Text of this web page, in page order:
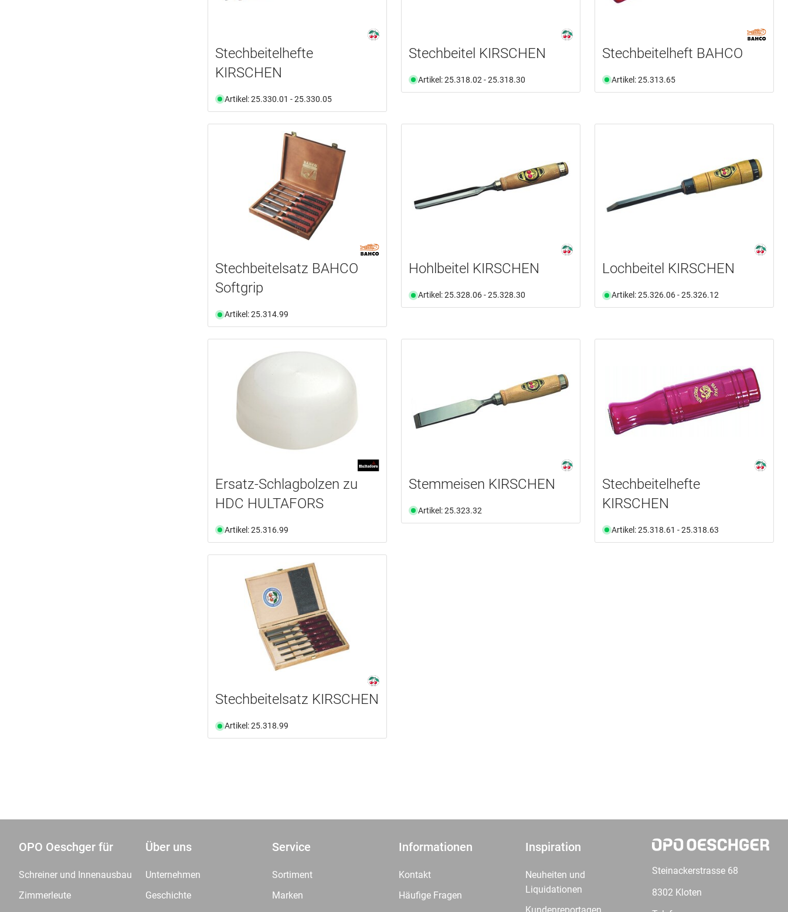
Stechbeitelhefte
KIRSCHEN
Artikel: 25.330.01 - 25.330.05
Stechbeitel KIRSCHEN
Artikel: 25.318.02 - 25.318.30
Stechbeitelheft BAHCO
Artikel: 25.313.65
Stechbeitelsatz BAHCO
Softgrip
Artikel: 25.314.99
Hohlbeitel KIRSCHEN
Artikel: 25.328.06 - 25.328.30
Lochbeitel KIRSCHEN
Artikel: 25.326.06 - 25.326.12
Ersatz-Schlagbolzen zu
HDC HULTAFORS
Artikel: 25.316.99
Stemmeisen KIRSCHEN
Artikel: 25.323.32
Stechbeitelhefte
KIRSCHEN
Artikel: 25.318.61 - 25.318.63
Stechbeitelsatz KIRSCHEN
Artikel: 25.318.99
OPO Oeschger für
Schreiner und Innenausbau
Zimmerleute
Über uns
Unternehmen
Geschichte
Service
Sortiment
Marken
Informationen
Kontakt
Häufige Fragen
Inspiration
Neuheiten und
Liquidationen
Steinackerstrasse 68
8302 Kloten